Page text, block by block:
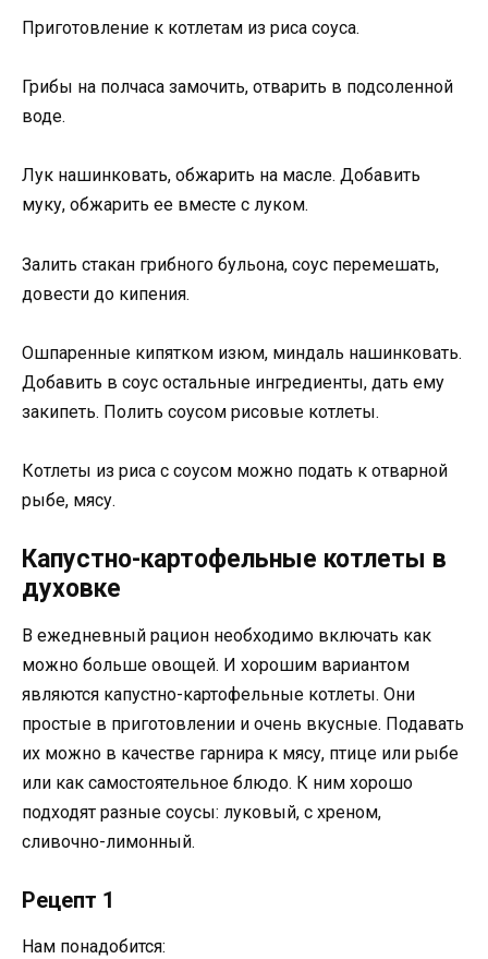
Приготовление к котлетам из риса соуса.
Грибы на полчаса замочить, отварить в подсоленной
воде.
Лук нашинковать, обжарить на масле. Добавить
муку, обжарить ее вместе с луком.
Залить стакан грибного бульона, соус перемешать,
довести до кипения.
Ошпаренные кипятком изюм, миндаль нашинковать.
Добавить в соус остальные ингредиенты, дать ему
закипеть. Полить соусом рисовые котлеты.
Котлеты из риса с соусом можно подать к отварной
рыбе, мясу.
Капустно-картофельные котлеты в
духовке
В ежедневный рацион необходимо включать как
можно больше овощей. И хорошим вариантом
являются капустно-картофельные котлеты. Они
простые в приготовлении и очень вкусные. Подавать
их можно в качестве гарнира к мясу, птице или рыбе
или как самостоятельное блюдо. К ним хорошо
подходят разные соусы: луковый, с хреном,
сливочно-лимонный.
Рецепт 1
Нам понадобится: